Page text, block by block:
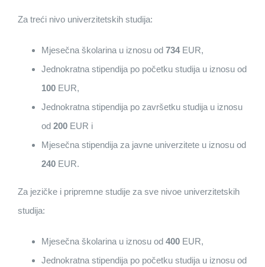
Za treći nivo univerzitetskih studija:
Mjesečna školarina u iznosu od 734EUR,
Jednokratna stipendija po početku studija u iznosu od
100 EUR,
Jednokratna stipendija po završetku studija u iznosu
od 200 EUR i
Mjesečna stipendija za javne univerzitete u iznosu od
240 EUR.
Za jezičke i pripremne studije za sve nivoe univerzitetskih
studija:
Mjesečna školarina u iznosu od 400 EUR,
Jednokratna stipendija po početku studija u iznosu od